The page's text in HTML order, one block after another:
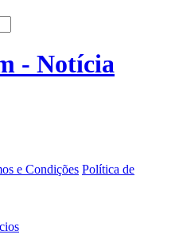
e Condições Política de